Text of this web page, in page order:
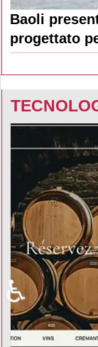
Baoli
progettato